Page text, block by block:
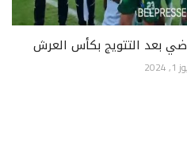
بعد التتويج بكأس العرش